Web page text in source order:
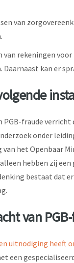
van
van rekeningen
Daarnaast kan er
PGB-fraude
onder
het Openbaar
hebben zij
bestaat dat
van
uitnodiging heeft
een